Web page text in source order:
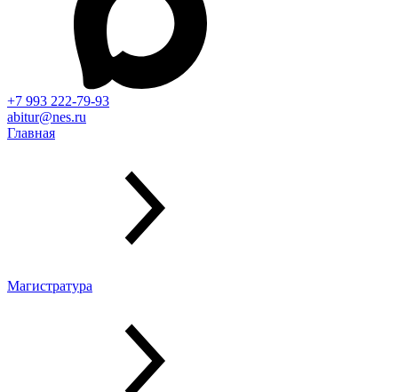
+7 993 222-79-93
abitur@nes.ru
Главная
Магистратура